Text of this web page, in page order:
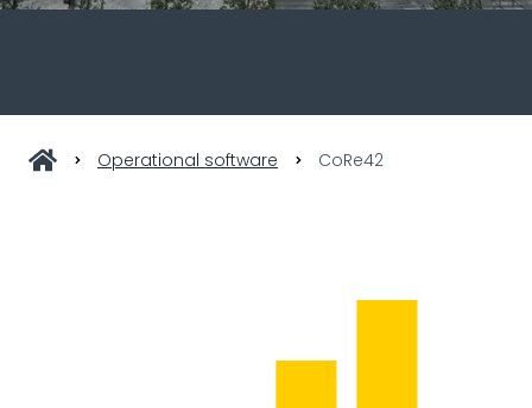
Operational software CoRe42